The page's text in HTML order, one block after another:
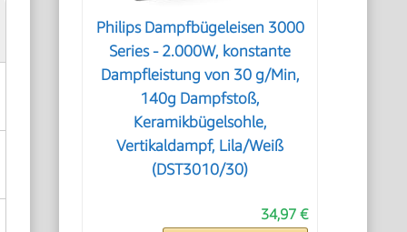
Philips Dampfbügeleisen 3000
Series - 2.000W, konstante
Dampfleistung von 30 g/Min,
140g Dampfstoß,
Keramikbügelsohle,
Vertikaldampf, Lila/Weiß
(DST3010/30)
34,97 €